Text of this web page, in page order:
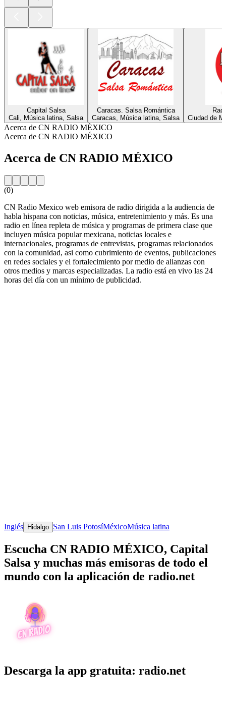
Capital Salsa
Cali, Música latina, Salsa
Caracas. Salsa Romántica
Caracas, Música latina, Salsa
Ciudad de
Acerca de CN RADIO MÉXICO
Acerca de CN RADIO MÉXICO
Acerca de CN RADIO MÉXICO
(0)
CN Radio Mexico web emisora de radio dirigida a la audiencia de
habla hispana con noticias, música, entretenimiento y más. Es una
radio en línea repleta de música y programas de primera clase que
incluyen música popular mexicana, noticias locales e
internacionales, programas de entrevistas, programas relacionados
con la comunidad, asi como cubrimiento de eventos, publicaciones
en redes sociales y el fortalecimiento por medio de alianzas con
otros medios y marcas especializadas. La radio está en vivo las 24
horas del día con un mínimo de publicidad.
Inglés Hidalgo San Luis PotosíMéxicoMúsica latina
Escucha CN RADIO MÉXICO, Capital
Salsa y muchas más emisoras de todo el
mundo con la aplicación de radio.net
Descarga la app gratuita: radio.net